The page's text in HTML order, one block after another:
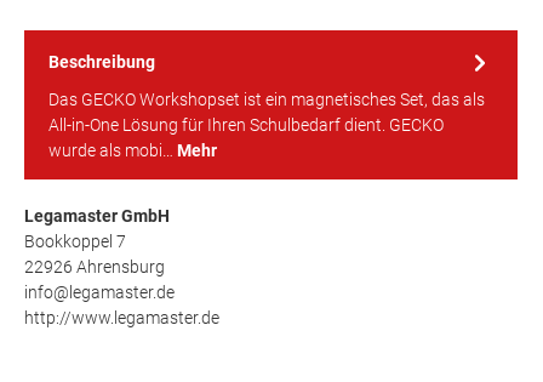
Beschreibung
Das GECKO Workshopset ist ein magnetisches Set, das als
All-in-One Lösung für Ihren Schulbedarf dient. GECKO
wurde als mobi… Mehr
Legamaster GmbH
Bookkoppel 7
22926 Ahrensburg
info@legamaster.de
http://www.legamaster.de